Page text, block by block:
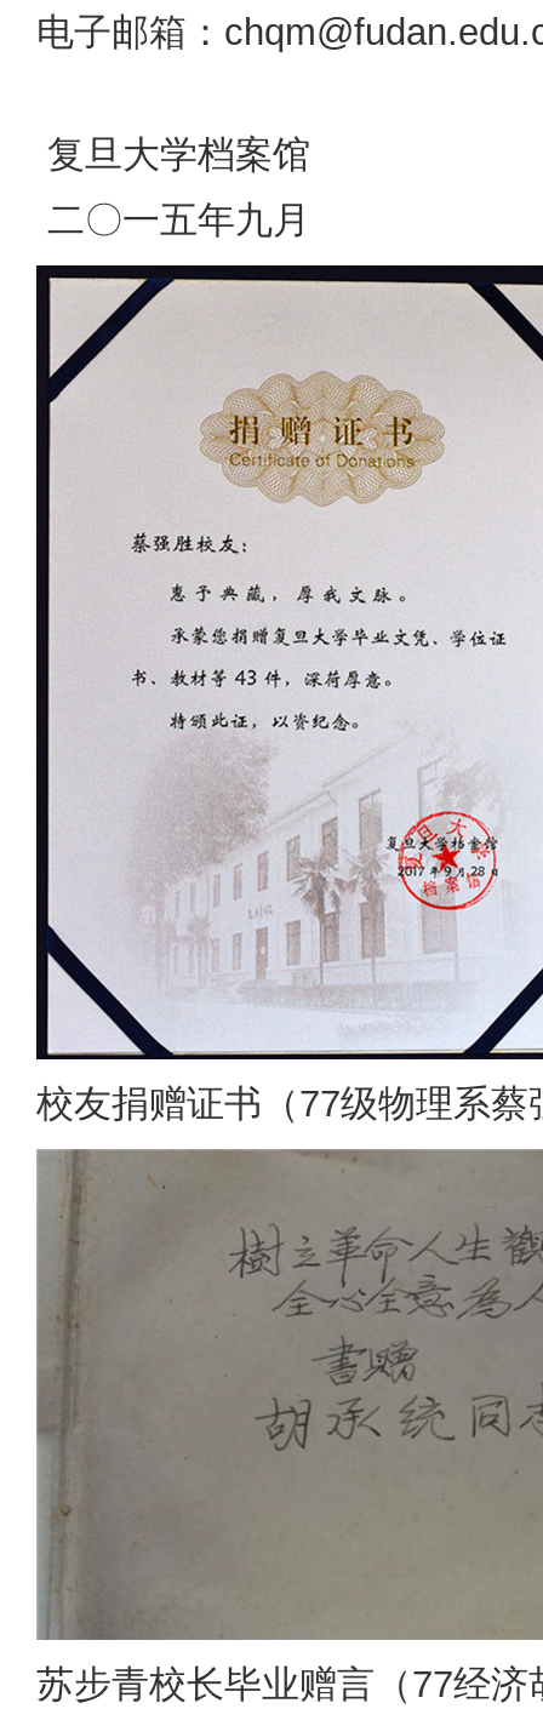
电子邮箱：
复旦大学档案馆
二〇一五年九月
校友捐赠证书（77级物理系蔡
苏步青校长毕业赠言（77经济